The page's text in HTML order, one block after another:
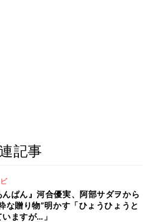
記事
んぱん』河合優実、阿部サダヲから
な贈り物”明かす「ひょうひょうと
いますが…」